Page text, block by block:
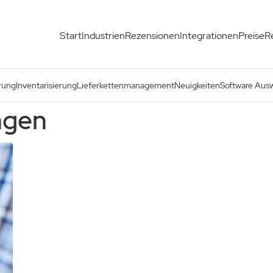
StartIndustrienRezensionenIntegrationenPreise
InventarisierungLieferkettenmanagementNeuigkeitenSoftware